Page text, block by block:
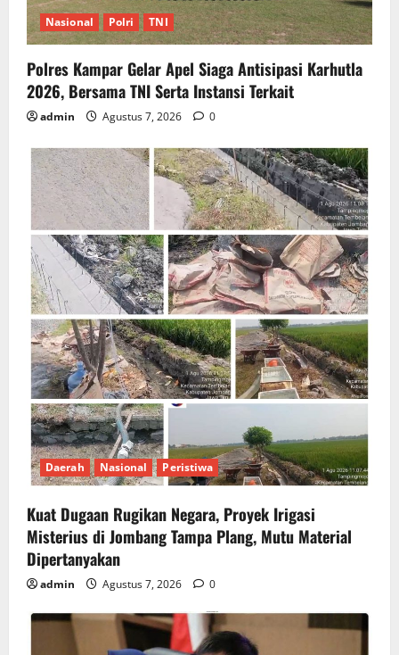
Nasional Polri TNI
Polres Kampar Gelar Apel Siaga Antisipasi Karhutla
2026, Bersama TNI Serta Instansi Terkait
admin Agustus 7, 2026 0
Daerah Nasional Peristiwa
Kuat Dugaan Rugikan Negara, ​Proyek Irigasi
Misterius di Jombang Tampa Plang, Mutu Material
Dipertanyakan
admin Agustus 7, 2026 0